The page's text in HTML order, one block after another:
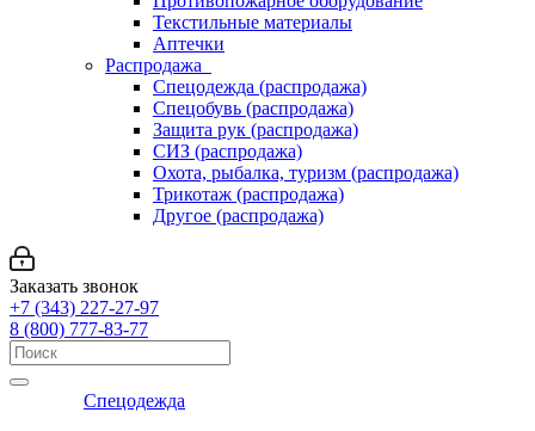
Текстильные материалы
Аптечки
Распродажа
Спецодежда (распродажа)
Спецобувь (распродажа)
Защита рук (распродажа)
СИЗ (распродажа)
Охота, рыбалка, туризм (распродажа)
Трикотаж (распродажа)
Другое (распродажа)
Заказать звонок
+7 (343) 227-27-97
8 (800) 777-83-77
Спецодежда